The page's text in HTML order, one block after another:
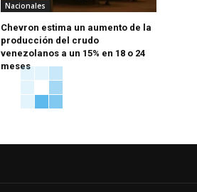
Nacionales
Chevron estima un aumento de la
producción del crudo
venezolanos a un 15% en 18 o 24
meses